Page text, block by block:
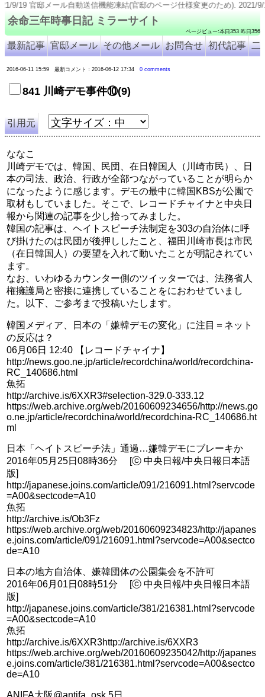
余命三年時事日記 ミラーサイト
ページビュー:本日353 昨日356
最新記事 官邸メール その他メール お問合せ 初代記事 二
2016-06-11 15:59 最新コメント：2016-06-12 17:34 0 comments
841 川崎デモ事件⑩(9)
引用元
ななこ
川崎デモでは、韓国、民団、在日韓国人（川崎市民）、日
本の司法、政治、行政が全部つながっていることが明らか
になったように感じます。デモの最中に韓国KBSが公園で
取材もしていました。そこで、レコードチャイナと中央日
報から関連の記事を少し拾ってみました。
韓国の記事は、ヘイトスピーチ法制定を303の自治体に呼
び掛けたのは民団が後押ししたこと、福田川崎市長は市民
（在日韓国人）の要望を入れて動いたことが明記されてい
ます。
なお、いわゆるカウンター側のツイッターでは、法務省人
権擁護局と密接に連携していることをにおわせていまし
た。以下、ご参考まで投稿いたします。
韓国メディア、日本の「嫌韓デモの変化」に注目＝ネット
の反応は？
06月06日 12:40 【レコードチャイナ】
http://news.goo.ne.jp/article/recordchina/world/recordchina-
RC_140686.html
魚拓
http://archive.is/6XXR3#selection-329.0-333.12
https://web.archive.org/web/20160609234656/http://news.go
o.ne.jp/article/recordchina/world/recordchina-RC_140686.ht
ml
日本「ヘイトスピーチ法」通過…嫌韓デモにブレーキか
2016年05月25日08時36分 [ⓒ 中央日報/中央日報日本語
版]
http://japanese.joins.com/article/091/216091.html?servcode
=A00&sectcode=A10
魚拓
http://archive.is/Ob3Fz
https://web.archive.org/web/20160609234823/http://japanes
e.joins.com/article/091/216091.html?servcode=A00&sectco
de=A10
日本の地方自治体、嫌韓団体の公園集会を不許可
2016年06月01日08時51分 [ⓒ 中央日報/中央日報日本語
版]
http://japanese.joins.com/article/381/216381.html?servcode
=A00&sectcode=A10
魚拓
http://archive.is/6XXR3http://archive.is/6XXR3
https://web.archive.org/web/20160609235042/http://japanes
e.joins.com/article/381/216381.html?servcode=A00&sectco
de=A10
ANIFA大阪@antifa_osk 5日
ル自動送信機能凍結(官邸のページ仕様変更のため). 2021/9/18 号外